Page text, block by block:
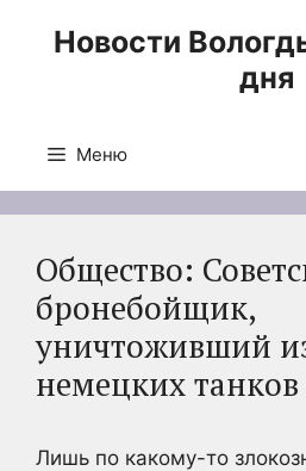
Новости
дня
Меню
Общество:
бронебойщик,
уничтоживший
немецких
Лишь по какому-то